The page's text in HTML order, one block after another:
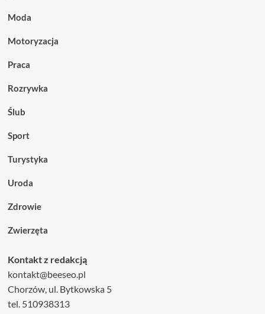
Moda
Motoryzacja
Praca
Rozrywka
Ślub
Sport
Turystyka
Uroda
Zdrowie
Zwierzęta
Kontakt z redakcją
kontakt@beeseo.pl
Chorzów, ul. Bytkowska 5
tel. 510938313